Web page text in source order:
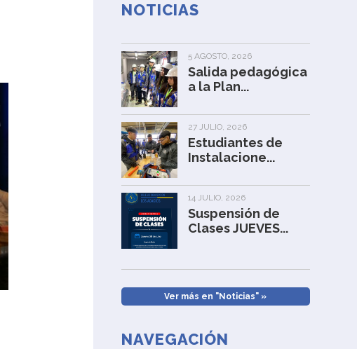
NOTICIAS
5 AGOSTO, 2026
Salida pedagógica
a la Plan...
27 JULIO, 2026
Estudiantes de
Instalacione...
14 JULIO, 2026
Suspensión de
Clases JUEVES...
Ver más en "Noticias" »
NAVEGACIÓN